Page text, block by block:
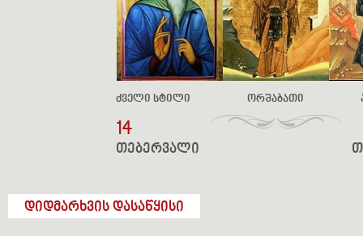
ძველი სტილი
14
თებერვალი
ორშაბათი
დიდმარხვის დასაწყისი